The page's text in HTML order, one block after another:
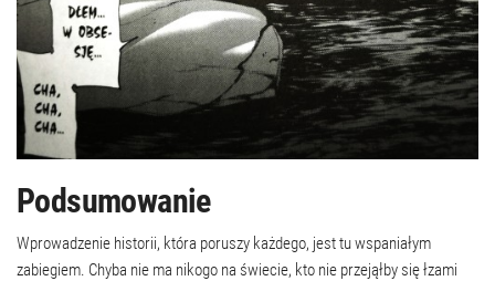
Podsumowanie
Wprowadzenie historii, która poruszy każdego, jest tu wspaniałym
zabiegiem. Chyba nie ma nikogo na świecie, kto nie przejąłby się łzami